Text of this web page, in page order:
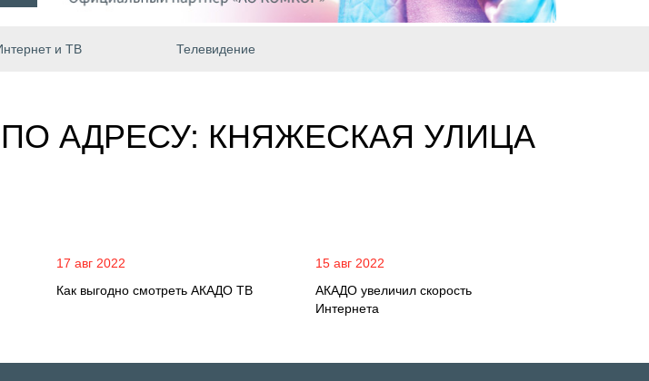
и ТВ Телевидение
АДРЕСУ: КНЯЖЕСКАЯ УЛИЦА
17 авг 2022
Как выгодно смотреть АКАДО ТВ
15 авг 2022
АКАДО увеличил скорость
Интернета